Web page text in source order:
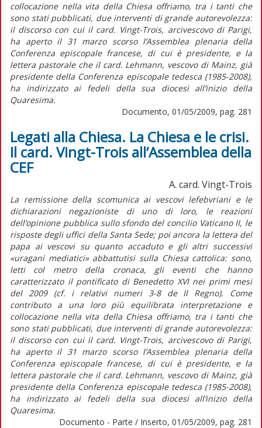
collocazione nella vita della Chiesa offriamo, tra i tanti che
sono stati pubblicati, due interventi di grande autorevolezza:
il discorso con cui il card. Vingt-Trois, arcivescovo di Parigi,
ha aperto il 31 marzo scorso l’Assemblea plenaria della
Conferenza episcopale francese, di cui è presidente, e la
lettera pastorale che il card. Lehmann, vescovo di Mainz, già
presidente della Conferenza episcopale tedesca (1985-2008),
ha indirizzato ai fedeli della sua diocesi all’inizio della
Quaresima.
Documento, 01/05/2009, pag. 281
Legati alla Chiesa. La Chiesa e le crisi.
Il card. Vingt-Trois all’Assemblea della
CEF
A. card. Vingt-Trois
La remissione della scomunica ai vescovi lefebvriani e le
dichiarazioni negazioniste di uno di loro, le reazioni
dell’opinione pubblica sullo sfondo del concilio Vaticano II, le
risposte degli uffici della Santa Sede; poi ancora la lettera del
papa ai vescovi su quanto accaduto e gli altri successivi
«uragani mediatici» abbattutisi sulla Chiesa cattolica: sono,
letti col metro della cronaca, gli eventi che hanno
caratterizzato il pontificato di Benedetto XVI nei primi mesi
del 2009 (cf. i relativi numeri 3-8 de Il Regno). Come
contributo a una loro più equilibrata interpretazione e
collocazione nella vita della Chiesa offriamo, tra i tanti che
sono stati pubblicati, due interventi di grande autorevolezza:
il discorso con cui il card. Vingt-Trois, arcivescovo di Parigi,
ha aperto il 31 marzo scorso l’Assemblea plenaria della
Conferenza episcopale francese, di cui è presidente, e la
lettera pastorale che il card. Lehmann, vescovo di Mainz, già
presidente della Conferenza episcopale tedesca (1985-2008),
ha indirizzato ai fedeli della sua diocesi all’inizio della
Quaresima.
Documento - Parte / Inserto, 01/05/2009, pag. 281